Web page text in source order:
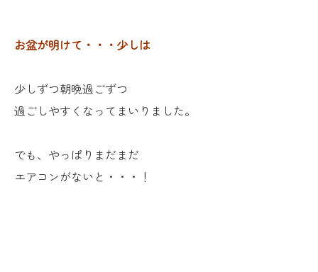
お盆が明けて・・・少しは
少しずつ朝晩過ごずつ
過ごしやすくなってまいりました。
でも、やっぱりまだまだ
エアコンがないと・・・！